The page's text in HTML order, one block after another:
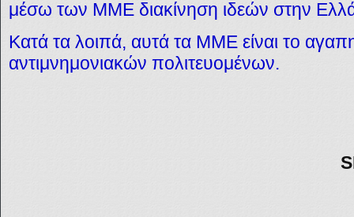
μέσω των ΜΜΕ διακίνηση ιδεών στην
Κατά τα λοιπά, αυτά τα ΜΜΕ είναι το
αντιμνημονιακών πολιτευομένων.